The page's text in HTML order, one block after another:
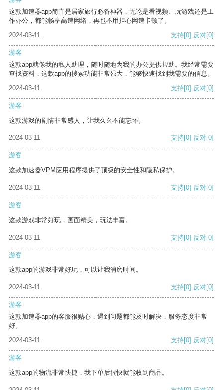
这款加速器app简直是居家旅行必备神器，无论是看视频、玩游戏还是工
作办公，都能畅享高速网络，再也不用担心网速卡顿了。
2024-03-11
支持[0] 反对[0]
游客
这款app就像我的私人助理，随时随地为我的办公提供帮助。我经常需要
查找资料，这款app的搜索功能非常强大，能够快速找到我需要的信息。
2024-03-11
支持[0] 反对[0]
游客
这款游戏的剧情非常感人，让我久久不能忘怀。
2024-03-11 支持[0] 反对[0]
游客
这款加速器VPM应用程序提供了顶级的安全性和隐私保护。
2024-03-11 支持[0] 反对[0]
游客
这款游戏非常好玩，画面精美，玩法丰富。
2024-03-11 支持[0] 反对[0]
游客
这款app的游戏非常好玩，可以让我消磨时间。
2024-03-11 支持[0] 反对[0]
游客
这款加速器app的客服很贴心，遇到问题都能及时解决，服务态度非常
好。
2024-03-11
支持[0] 反对[0]
游客
这款app的物流非常快捷，我下单后很快就能收到商品。